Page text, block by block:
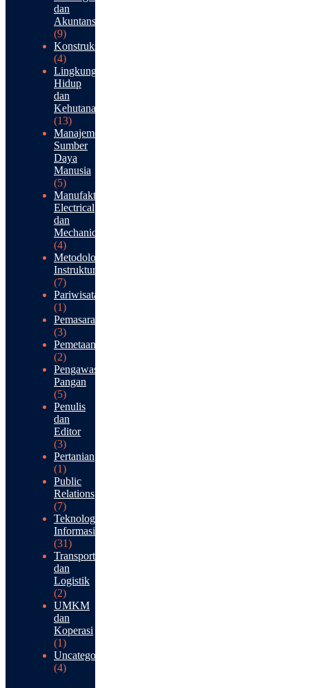
dan
Akuntansi
(9)
Konstruksi
(4)
Lingkungan
Hidup
dan
Kehutanan
(13)
Manajemen
Sumber
Daya
Manusia
(5)
Manufaktur:
Electrical
dan
Mechanical
(4)
Metodologi
Instruktur
(7)
Pariwisata
(1)
Pemasaran
(3)
Pemetaan
(2)
Pengawasan
Pangan
(5)
Penulis
dan
Editor
(3)
Pertanian
(1)
Public
Relations
(7)
Teknologi
Informasi
(31)
Transportasi
dan
Logistik
(2)
UMKM
dan
Koperasi
(1)
Uncategorized
(4)